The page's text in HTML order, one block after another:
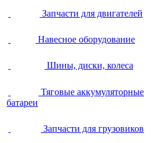
Запчасти для двигателей
Навесное оборудование
Шины, диски, колеса
Тяговые аккумуляторные
батареи
Запчасти для грузовиков